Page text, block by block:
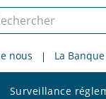
nous La
Surveillance